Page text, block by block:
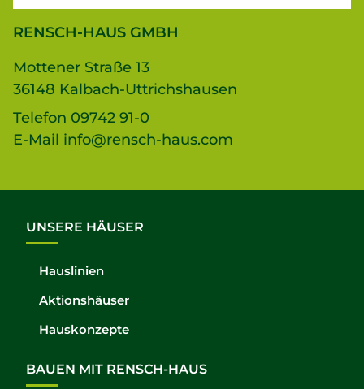
RENSCH-HAUS GMBH
Mottener Straße 13
36148 Kalbach-Uttrichshausen
Telefon 09742 91-0
E-Mail info@rensch-haus.com
UNSERE HÄUSER
Hauslinien
Aktionshäuser
Hauskonzepte
BAUEN MIT RENSCH-HAUS